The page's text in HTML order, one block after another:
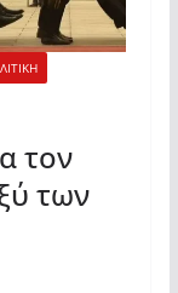
τον
των